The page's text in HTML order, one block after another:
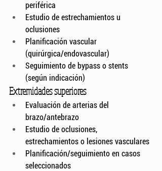
periférica
Estudio de estrechamientos u
oclusiones
Planificación vascular
(quirúrgica/endovascular)
Seguimiento de bypass o stents
(según indicación)
Extremidades superiores
Evaluación de arterias del
brazo/antebrazo
Estudio de oclusiones,
estrechamientos o lesiones vasculares
Planificación/seguimiento en casos
seleccionados